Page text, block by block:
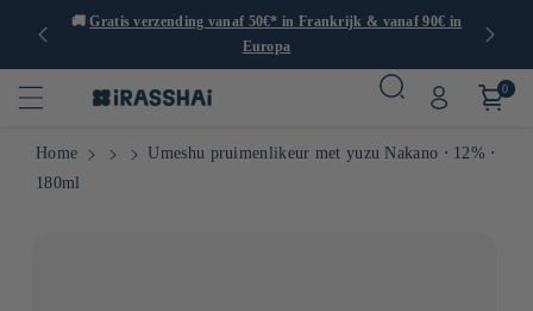
🚚Gratis verzending vanaf 50€* in Frankrijk & vanaf 90€ in
Europa
0
Home
Umeshu pruimenlikeur met yuzu Nakano ⋅ 12% ⋅
180ml